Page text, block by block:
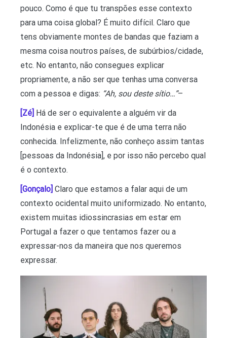
pouco. Como é que tu transpões esse contexto
para uma coisa global? É muito difícil. Claro que
tens obviamente montes de bandas que faziam a
mesma coisa noutros países, de subúrbios/cidade,
etc. No entanto, não consegues explicar
propriamente, a não ser que tenhas uma conversa
com a pessoa e digas: “Ah, sou deste sítio…”–
[Zé] Há de ser o equivalente a alguém vir da
Indonésia e explicar-te que é de uma terra não
conhecida. Infelizmente, não conheço assim tantas
[pessoas da Indonésia], e por isso não percebo qual
é o contexto.
[Gonçalo] Claro que estamos a falar aqui de um
contexto ocidental muito uniformizado. No entanto,
existem muitas idiossincrasias em estar em
Portugal a fazer o que tentamos fazer ou a
expressar-nos da maneira que nos queremos
expressar.